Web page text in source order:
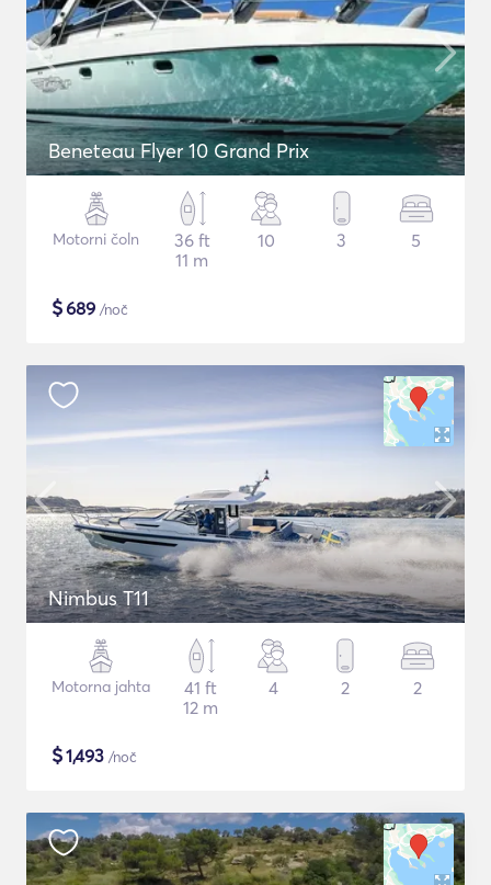
Beneteau Flyer 10 Grand Prix
Motorni čoln
36 ft
11 m
10 3 5
$689 /noč
Nimbus T11
Motorna jahta
41 ft
12 m
4 2 2
$1,493 /noč